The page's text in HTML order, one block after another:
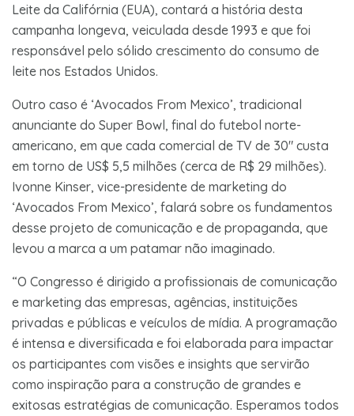
Leite da Califórnia (EUA), contará a história desta
campanha longeva, veiculada desde 1993 e que foi
responsável pelo sólido crescimento do consumo de
leite nos Estados Unidos.
Outro caso é ‘Avocados From Mexico’, tradicional
anunciante do Super Bowl, final do futebol norte-
americano, em que cada comercial de TV de 30″ custa
em torno de US$ 5,5 milhões (cerca de R$ 29 milhões).
Ivonne Kinser, vice-presidente de marketing do
‘Avocados From Mexico’, falará sobre os fundamentos
desse projeto de comunicação e de propaganda, que
levou a marca a um patamar não imaginado.
“O Congresso é dirigido a profissionais de comunicação
e marketing das empresas, agências, instituições
privadas e públicas e veículos de mídia. A programação
é intensa e diversificada e foi elaborada para impactar
os participantes com visões e insights que servirão
como inspiração para a construção de grandes e
exitosas estratégias de comunicação. Esperamos todos